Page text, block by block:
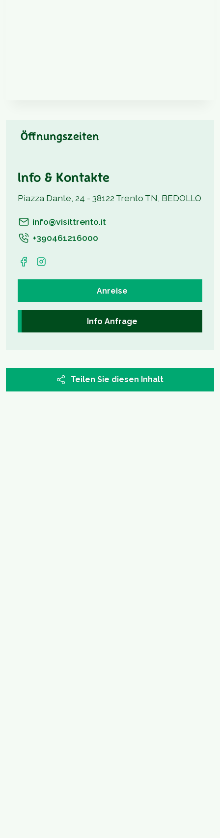
Öffnungszeiten
Info & Kontakte
Piazza Dante, 24 - 38122 Trento TN, BEDOLLO
info@visittrento.it
+390461216000
Anreise
Info Anfrage
Teilen Sie diesen Inhalt